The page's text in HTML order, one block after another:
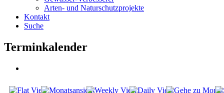
Arten- und Naturschutzprojekte
Kontakt
Suche
Terminkalender